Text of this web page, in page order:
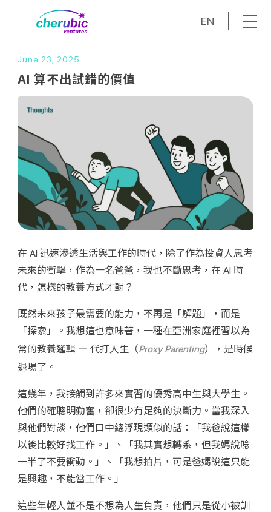
EN
June 23, 2025
AI 算不出試錯的價值
在 AI 迅速滲透生活與工作的時代，除了作為投資人思考
未來的衝擊，作為一名爸爸，我也不斷思考，在 AI 時
代，怎樣的教養方式才對？
既然未來孩子最需要的能力，不再是「解題」，而是
「探索」。我想這也意味著，一種在亞洲家庭裡習以為
常的教養邏輯 — 代打人生（Proxy Parenting），是時候
退場了。
這幾年，我接觸到許多來實習的優秀高中生與大學生。
他們的確聰明勤奮，卻很少有足夠的決斷力。當我深入
與他們對談，他們口中總浮現類似的話：「我爸說這樣
以後比較好找工作。」、「我其實想轉系，但我媽說唸
一半了不要衝動。」、「我想拍片，可是爸媽說這只能
是興趣，不能當工作。」
這些年輕人並不是不想為人生負責，他們只是從小被訓